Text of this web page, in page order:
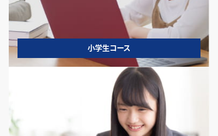
小学生コース